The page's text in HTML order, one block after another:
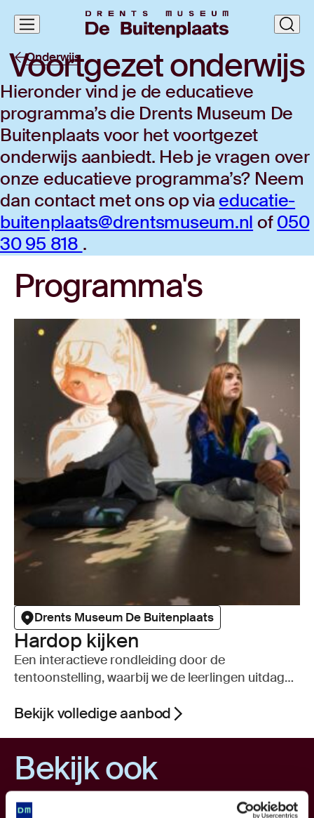
Navigatie
Onderwijs
Voort­ge­zet onder­wijs
Hieronder vind je de educatieve
programma’s die Drents Museum De
Buitenplaats voor het voortgezet
onderwijs aanbiedt. Heb je vragen over
onze educatieve programma’s? Neem
dan contact met ons op viaeducatie-
buitenplaats@drentsmuseum.nl of050
30 95 818 .
Programma's
Drents Museum De Buitenplaats
Hard­op kij­ken
Een interactieve rondleiding door de
tentoonstelling, waarbij we de leerlingen uitdagen
zaal. Daarnaast geven we informatie over het
Bekijk volledige aanbod
Bekijk ook